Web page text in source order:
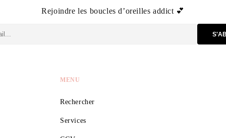
Rejoindre les boucles d’oreilles addict 💕
MENU
Rechercher
Services